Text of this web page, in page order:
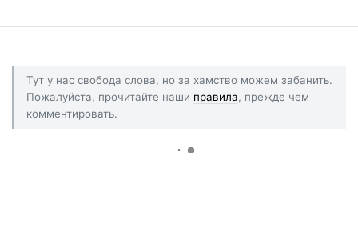
Тут у нас свобода слова, но за хамство можем забанить.
Пожалуйста, прочитайте наши правила, прежде чем
комментировать.